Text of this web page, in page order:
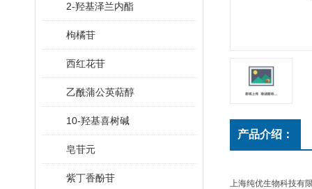
2-羟基泽兰内酯
枸橘苷
西红花苷
乙酰蒲公英萜醇
10-羟基喜树碱
皂苷元
紫丁香酚苷
产品介绍：
上海纯优生物科技有